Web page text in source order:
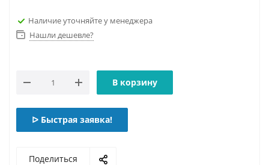
Наличие уточняйте у менеджера
Нашли дешевле?
В корзину
ᐅ Быстрая заявка!
Поделиться